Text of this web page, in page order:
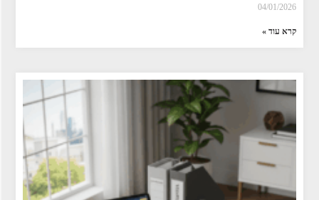
04/01/2026
קרא עוד »